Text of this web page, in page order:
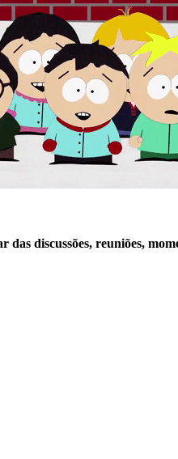
das discussões, reuniões,